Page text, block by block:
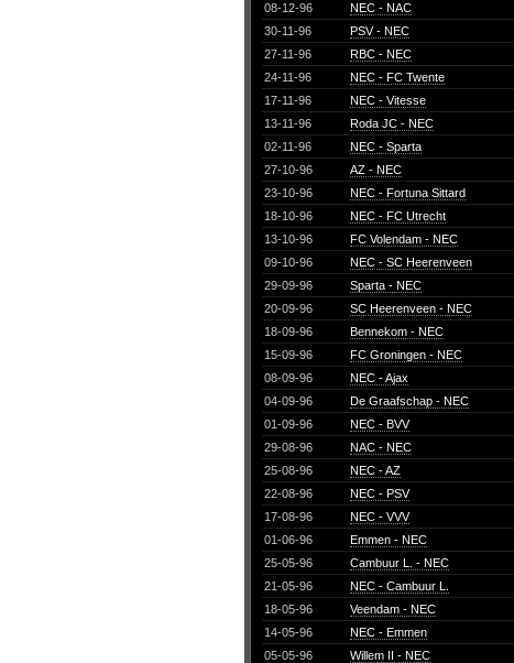
08-12-96
NEC - NAC
30-11-96
PSV - NEC
27-11-96
RBC - NEC
24-11-96
NEC - FC Twente
17-11-96
NEC - Vitesse
13-11-96
Roda JC - NEC
02-11-96
NEC - Sparta
27-10-96
AZ - NEC
23-10-96
NEC - Fortuna Sittard
18-10-96
NEC - FC Utrecht
13-10-96
FC Volendam - NEC
09-10-96
NEC - SC Heerenveen
29-09-96
Sparta - NEC
20-09-96
SC Heerenveen - NEC
18-09-96
Bennekom - NEC
15-09-96
FC Groningen - NEC
08-09-96
NEC - Ajax
04-09-96
De Graafschap - NEC
01-09-96
NEC - BVV
29-08-96
NAC - NEC
25-08-96
NEC - AZ
22-08-96
NEC - PSV
17-08-96
NEC - VVV
01-06-96
Emmen - NEC
25-05-96
Cambuur L. - NEC
21-05-96
NEC - Cambuur L.
18-05-96
Veendam - NEC
14-05-96
NEC - Emmen
05-05-96
Willem II - NEC